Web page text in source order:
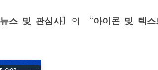
뉴스 및 관심사] 의 “아이콘 및 텍스